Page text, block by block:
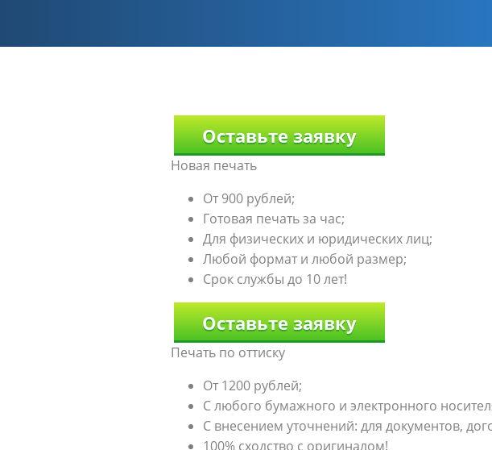
Оставьте заявку
Новая печать
От 900 рублей;
Готовая печать за час;
Для физических и юридических лиц;
Любой формат и любой размер;
Срок службы до 10 лет!
Оставьте заявку
Печать по оттиску
От 1200 рублей;
С любого бумажного и электронного
С внесением уточнений: для документов,
100% сходство с оригиналом!